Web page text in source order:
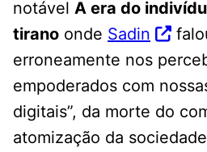
notável A era do
tirano onde Sadin
erroneamente nos
empoderados com
digitais”, da morte do
atomização da